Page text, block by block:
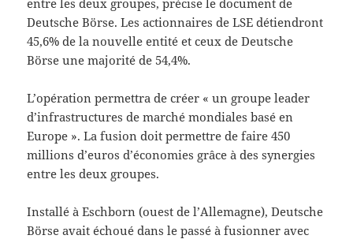
Deutsche Börse. Les actionnaires de LSE détiendront
45,6% de la nouvelle entité et ceux de Deutsche
Börse une majorité de 54,4%.
L’opération permettra de créer « un groupe leader
d’infrastructures de marché mondiales basé en
Europe ». La fusion doit permettre de faire 450
millions d’euros d’économies grâce à des synergies
entre les deux groupes.
Installé à Eschborn (ouest de l’Allemagne), Deutsche
Börse avait échoué dans le passé à fusionner avec